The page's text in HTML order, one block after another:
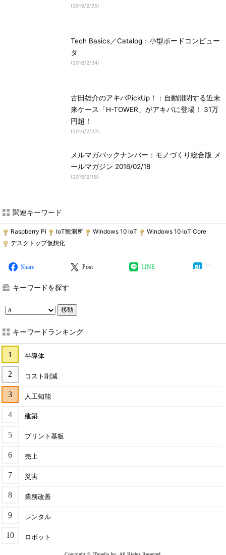
(2016/2/25)
Tech Basics／Catalog：小型ボードコンピュー
タ
(2016/2/24)
古田雄介のアキバPickUp！：自動開閉する近未
来ケース「H-TOWER」がアキバに登場！ 31万
円超！
(2016/2/22)
メルマガバックナンバー：モノづくり総合版 メ
ールマガジン 2016/02/18
(2016/2/18)
関連キーワード
Raspberry Pi IoT観測所 Windows 10 IoT
Windows 10 IoT Core
デスクトップ仮想化
Share Post LINE
キーワードを探す
移動
キーワードランキング
半導体
コスト削減
人工知能
建築
プリント基板
売上
災害
業務改善
レンタル
ロボット